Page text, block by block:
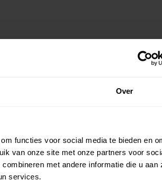
Over
functies voor social media te bieden en
van onze site met onze partners voor
met andere informatie die u aan
services.